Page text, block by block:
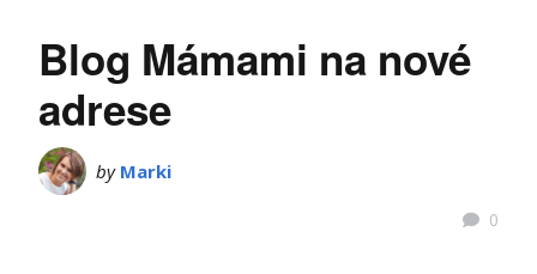
Blog Mámami na nové
adrese
by Marki
0